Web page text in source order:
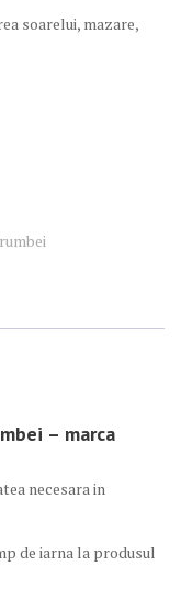
soarelui, mazare,
– marca
necesara in
de iarna la produsul